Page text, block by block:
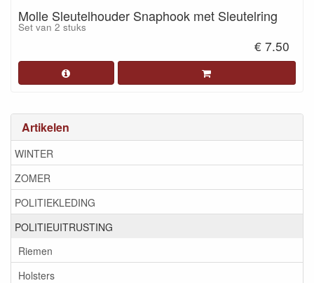
Artikelen
WINTER
ZOMER
POLITIEKLEDING
POLITIEUITRUSTING
Riemen
Holsters
Molle Sleutelhouder Snaphook met Sleutelring
Set van 2 stuks
€ 7.50